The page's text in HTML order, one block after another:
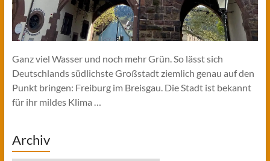
Ganz viel Wasser und noch mehr Grün. So lässt sich
Deutschlands südlichste Großstadt ziemlich genau auf den
Punkt bringen: Freiburg im Breisgau. Die Stadt ist bekannt
für ihr mildes Klima …
Archiv